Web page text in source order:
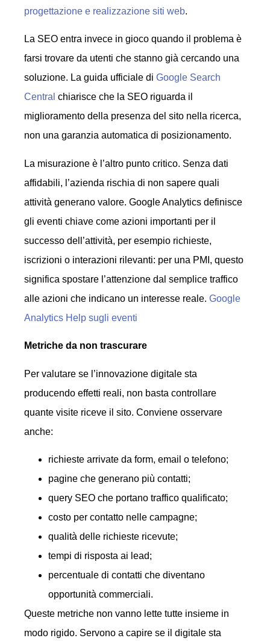
progettazione e realizzazione siti web.
La SEO entra invece in gioco quando il problema è
farsi trovare da utenti che stanno già cercando una
soluzione. La guida ufficiale di Google Search
Central chiarisce che la SEO riguarda il
miglioramento della presenza del sito nella ricerca,
non una garanzia automatica di posizionamento.
La misurazione è l’altro punto critico. Senza dati
affidabili, l’azienda rischia di non sapere quali
attività generano valore. Google Analytics definisce
gli eventi chiave come azioni importanti per il
successo dell’attività, per esempio richieste,
iscrizioni o interazioni rilevanti: per una PMI, questo
significa spostare l’attenzione dal semplice traffico
alle azioni che indicano un interesse reale. Google
Analytics Help sugli eventi
Metriche da non trascurare
Per valutare se l’innovazione digitale sta
producendo effetti reali, non basta controllare
quante visite riceve il sito. Conviene osservare
anche:
richieste arrivate da form, email o telefono;
pagine che generano più contatti;
query SEO che portano traffico qualificato;
costo per contatto nelle campagne;
qualità delle richieste ricevute;
tempi di risposta ai lead;
percentuale di contatti che diventano
opportunità commerciali.
Queste metriche non vanno lette tutte insieme in
modo rigido. Servono a capire se il digitale sta